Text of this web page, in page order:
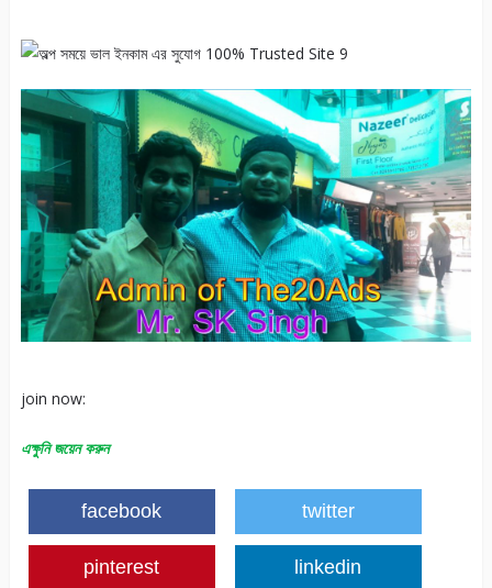
join now:
এক্ষুনি জয়েন করুন
facebook twitter
pinterest linkedin